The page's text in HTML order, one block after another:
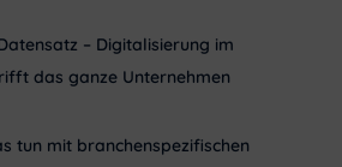
– Digitalisierung im
das ganze Unternehmen
tun mit branchenspezifischen